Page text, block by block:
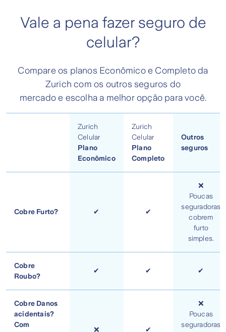
Vale a pena fazer seguro de
celular?
Compare os planos Econômico e Completo da
Zurich com os outros seguros do
mercado e escolha a melhor opção para você.
Zurich
Celular
Plano
Econômico
Zurich
Celular
Plano
Completo
Outros
seguros
Cobre Furto? ✔ ✔
❌
Poucas
seguradoras
cobrem
furto
simples.
Cobre
Roubo?
✔ ✔ ✔
Cobre Danos
acidentais?
Com
❌ ✔
❌
Poucas
seguradoras